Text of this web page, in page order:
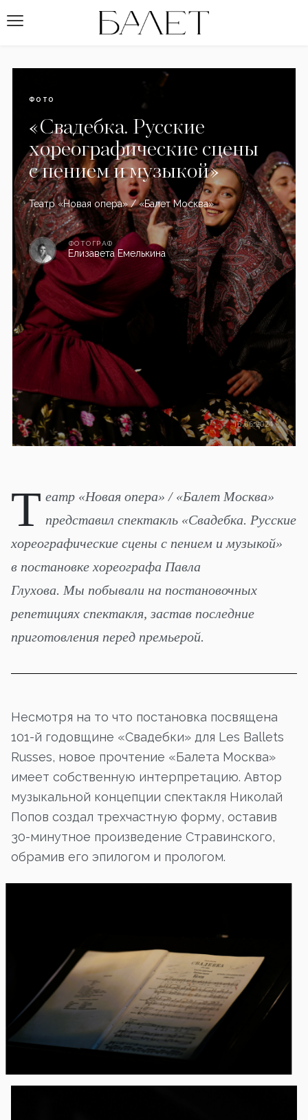
ФОТО
«Свадебка. Русские
хореографические сцены
с пением и музыкой»
Театр «Новая опера» / «Балет Москва»
ФОТОГРАФ
Елизавета Емелькина
16.06.2024
Т еатр «Новая опера» / «Балет Москва»
представил спектакль «Свадебка. Русские
хореографические сцены с пением и музыкой»
в постановке хореографа Павла
Глухова. Мы побывали на постановочных
репетициях спектакля, застав последние
приготовления перед премьерой.
Несмотря на то что постановка посвящена
101-й годовщине «Свадебки» для Les Ballets
Russes, новое прочтение «Балета Москва»
имеет собственную интерпретацию. Автор
музыкальной концепции спектакля Николай
Попов создал трехчастную форму, оставив
30-минутное произведение Стравинского,
обрамив его эпилогом и прологом.